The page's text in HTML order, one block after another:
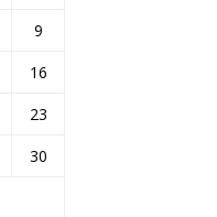
9
16
23
30